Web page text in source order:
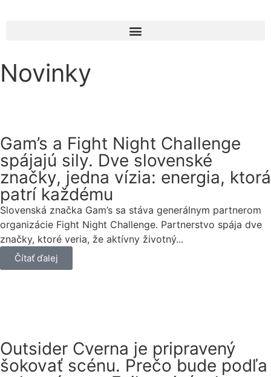
Novinky
Gam’s a Fight Night Challenge
spájajú sily. Dve slovenské
značky, jedna vízia: energia, ktorá
patrí každému
Slovenská značka Gam’s sa stáva generálnym partnerom
organizácie Fight Night Challenge. Partnerstvo spája dve
značky, ktoré veria, že aktívny životný...
Čítať ďalej
Outsider Cverna je pripravený
šokovať scénu. Prečo bude podľa